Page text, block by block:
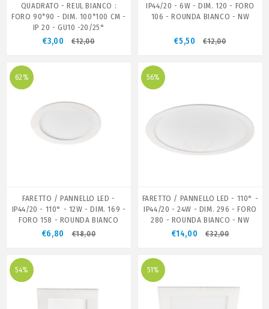
QUADRATO - REUL BIANCO :
FORO 90*90 - DIM. 100*100 CM -
IP 20 - GU10 -20/25°
€3,00 €12,00
IP44/20 - 6W - DIM. 120 - FORO
106 - ROUNDA BIANCO - NW
€5,50 €12,00
62%
FARETTO / PANNELLO LED -
IP44/20 - 110° - 12W - DIM. 169 -
FORO 158 - ROUNDA BIANCO
€6,80 €18,00
56%
FARETTO / PANNELLO LED - 110° -
IP44/20 - 24W - DIM. 296 - FORO
280 - ROUNDA BIANCO - NW
€14,00 €32,00
54% 51%